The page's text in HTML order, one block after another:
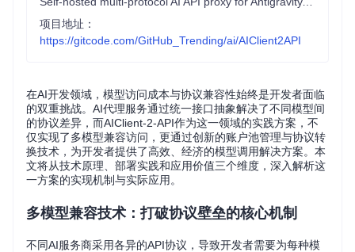
项目地址：
https://gitcode.com/GitHub_Trending/ai/AIClient2API
在AI开发领域，模型访问成本与协议兼容性始终是开发者面临
的双重挑战。AI代理服务通过统一接口抽象解决了不同模型间
的协议差异，而AIClient-2-API作为这一领域的实践方案，不
仅实现了多模型兼容访问，更通过创新的账户池管理与协议转
换技术，为开发者提供了高效、经济的模型调用解决方案。本
文将从技术原理、部署实践和应用价值三个维度，深入解析这
一方案的实现机制与实际应用。
多模型兼容技术：打破协议壁垒的核心机制
不同AI服务商采用各异的API协议，导致开发者需要为每种模